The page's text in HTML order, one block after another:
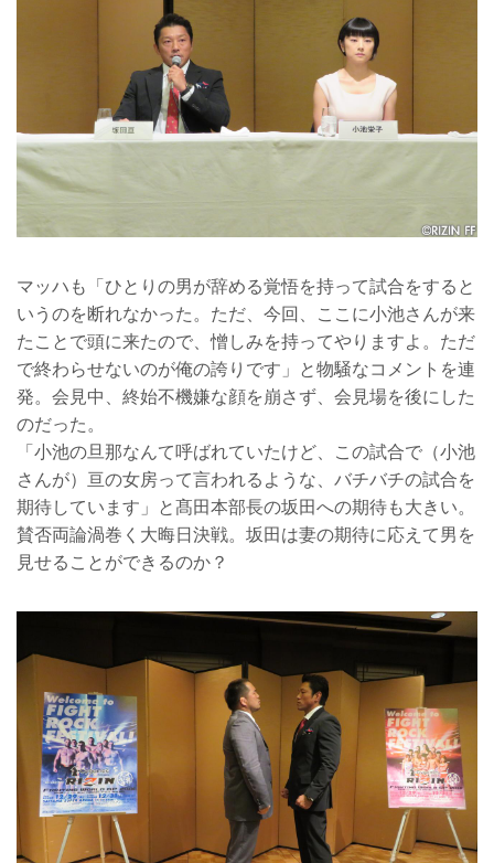
マッハも「ひとりの男が辞める覚悟を持って試合をすると
いうのを断れなかった。ただ、今回、ここに小池さんが来
たことで頭に来たので、憎しみを持ってやりますよ。ただ
で終わらせないのが俺の誇りです」と物騒なコメントを連
発。会見中、終始不機嫌な顔を崩さず、会見場を後にした
のだった。
「小池の旦那なんて呼ばれていたけど、この試合で（小池
さんが）亘の女房って言われるような、バチバチの試合を
期待しています」と髙田本部長の坂田への期待も大きい。
賛否両論渦巻く大晦日決戦。坂田は妻の期待に応えて男を
見せることができるのか？